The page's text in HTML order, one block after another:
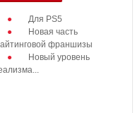
Для PS5
Новая часть
франшизы
Новый уровень